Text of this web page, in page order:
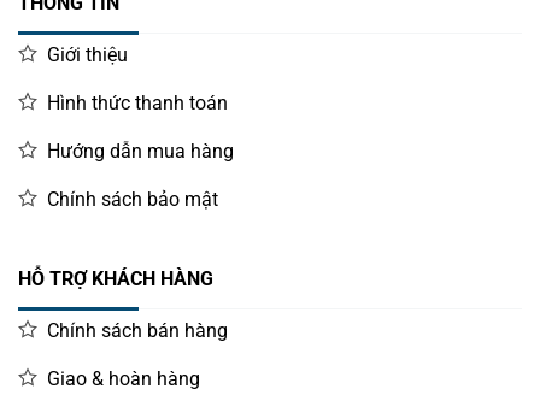
Giới thiệu
Hình thức thanh toán
Hướng dẫn mua hàng
Chính sách bảo mật
HỖ TRỢ KHÁCH HÀNG
Chính sách bán hàng
Giao & hoàn hàng